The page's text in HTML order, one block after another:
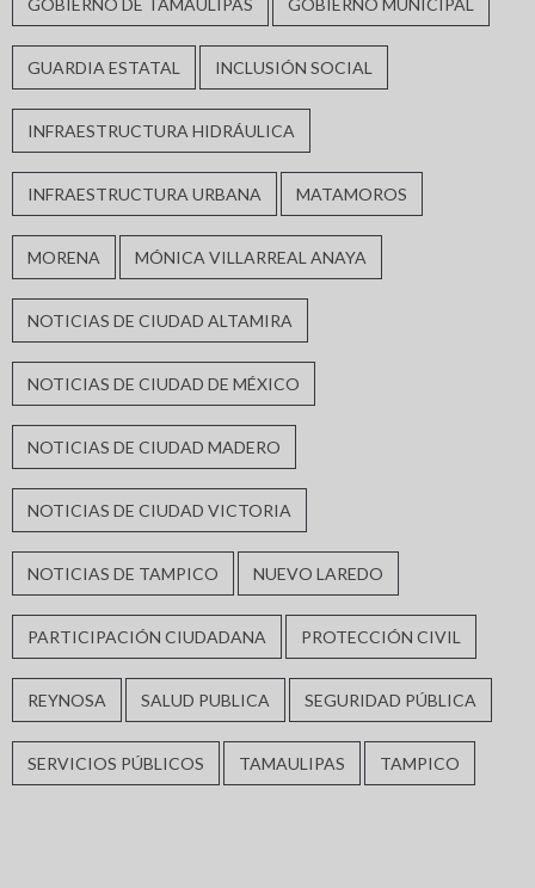
GOBIERNO DE TAMAULIPAS GOBIERNO MUNICIPAL
GUARDIA ESTATAL INCLUSIÓN SOCIAL
INFRAESTRUCTURA HIDRÁULICA
INFRAESTRUCTURA URBANA MATAMOROS
MORENA MÓNICA VILLARREAL ANAYA
NOTICIAS DE CIUDAD ALTAMIRA
NOTICIAS DE CIUDAD DE MÉXICO
NOTICIAS DE CIUDAD MADERO
NOTICIAS DE CIUDAD VICTORIA
NOTICIAS DE TAMPICO NUEVO LAREDO
PARTICIPACIÓN CIUDADANA PROTECCIÓN CIVIL
REYNOSA SALUD PUBLICA SEGURIDAD PÚBLICA
SERVICIOS PÚBLICOS TAMAULIPAS TAMPICO